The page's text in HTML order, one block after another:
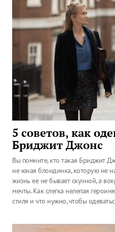
5 советов, как
Бриджит Джонс
Вы помните, кто такая Бриджит
не юная блондинка, которую не
жизнь ее не бывает скучной, а
мечты. Как слегка нелепая
стиля и что нужно, чтобы